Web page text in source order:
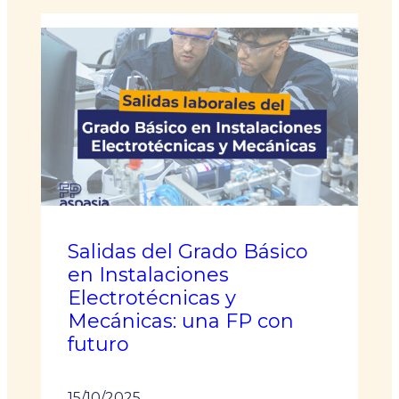
Salidas del Grado Básico
en Instalaciones
Electrotécnicas y
Mecánicas: una FP con
futuro